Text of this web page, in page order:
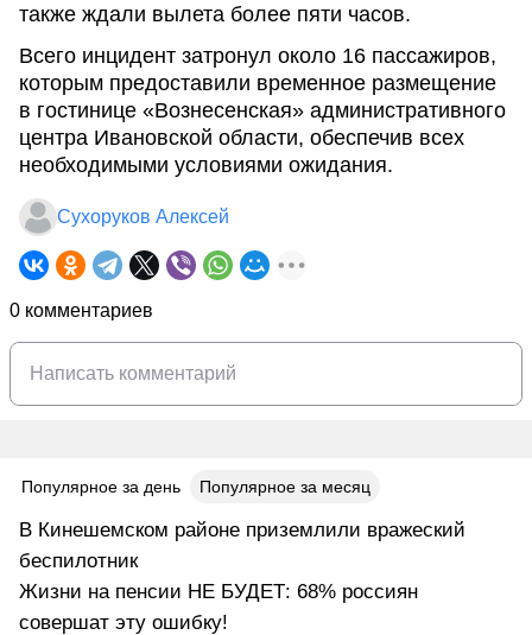
также ждали вылета более пяти часов.
Всего инцидент затронул около 16 пассажиров,
которым предоставили временное размещение
в гостинице «Вознесенская» административного
центра Ивановской области, обеспечив всех
необходимыми условиями ожидания.
Сухоруков Алексей
0 комментариев
Популярное за день Популярное за месяц
В Кинешемском районе приземлили вражеский
беспилотник
Жизни на пенсии НЕ БУДЕТ: 68% россиян
совершат эту ошибку!